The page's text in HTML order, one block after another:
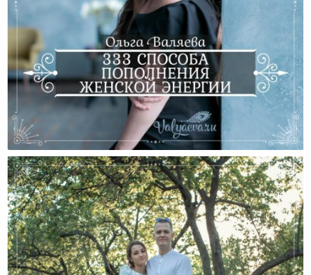
333 Способа Пополнения Женской Энергии